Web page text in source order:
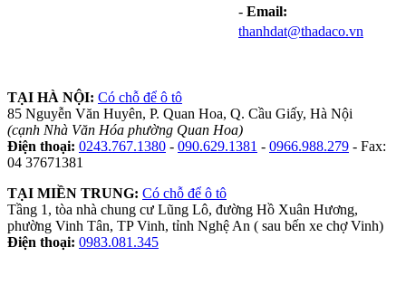
- Email:
thanhdat@thadaco.vn
TẠI HÀ NỘI: Có chỗ để ô tô
85 Nguyễn Văn Huyên, P. Quan Hoa, Q. Cầu Giấy, Hà Nội
(cạnh Nhà Văn Hóa phường Quan Hoa)
Điện thoại: 0243.767.1380 - 090.629.1381 - 0966.988.279 - Fax:
04 37671381
TẠI MIỀN TRUNG: Có chỗ để ô tô
Tầng 1, tòa nhà chung cư Lũng Lô, đường Hồ Xuân Hương,
phường Vinh Tân, TP Vinh, tỉnh Nghệ An ( sau bến xe chợ Vinh)
Điện thoại: 0983.081.345